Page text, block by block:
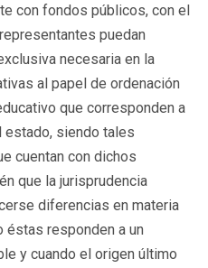
con fondos públicos, con el
puedan
necesaria en la
al papel de ordenación
que corresponden a
estado, siendo tales
cuentan con dichos
que la jurisprudencia
diferencias en materia
éstas responden a un
y cuando el origen último